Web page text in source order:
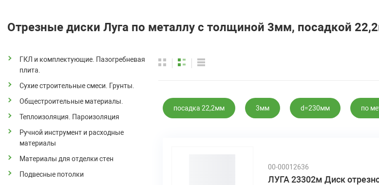
Отрезные диски Луга по металлу с толщиной 3мм, посадкой
ГКЛ и комплектующие. Пазогребневая
плита.
Сухие строительные смеси. Грунты.
Общестроительные материалы.
Теплоизоляция. Пароизоляция
Ручной инструмент и расходные
материалы
Материалы для отделки стен
Подвесные потолки
посадка 22,2мм 3мм d=230мм по
00-00012636
ЛУГА 23302м Диск